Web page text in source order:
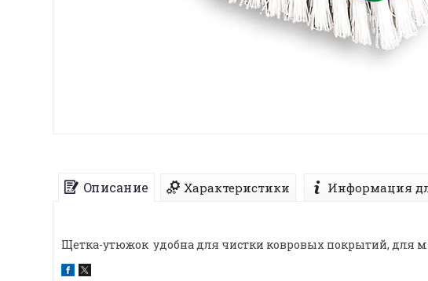
Описание Характеристики Информация
Щетка-утюжок удобна для чистки ковровых покрытий, для